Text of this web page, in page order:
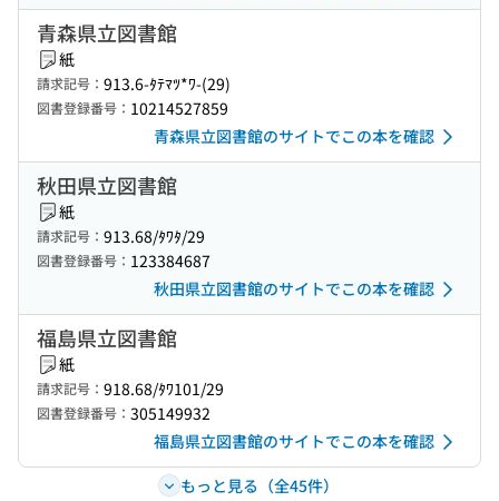
青森県立図書館
紙
請求記号： 913.6-ﾀﾃﾏﾂ*ﾜ-(29)
図書登録番号： 10214527859
青森県立図書館のサイトでこの本を確認
秋田県立図書館
紙
請求記号： 913.68/ﾀﾜﾀ/29
図書登録番号： 123384687
秋田県立図書館のサイトでこの本を確認
福島県立図書館
紙
請求記号： 918.68/ﾀﾜ101/29
図書登録番号： 305149932
福島県立図書館のサイトでこの本を確認
もっと見る（全45件）